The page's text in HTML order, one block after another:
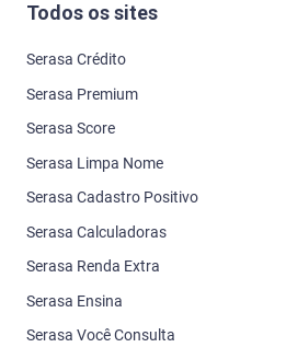
Todos os sites
Serasa Crédito
Serasa Premium
Serasa Score
Serasa Limpa Nome
Serasa Cadastro Positivo
Serasa Calculadoras
Serasa Renda Extra
Serasa Ensina
Serasa Você Consulta